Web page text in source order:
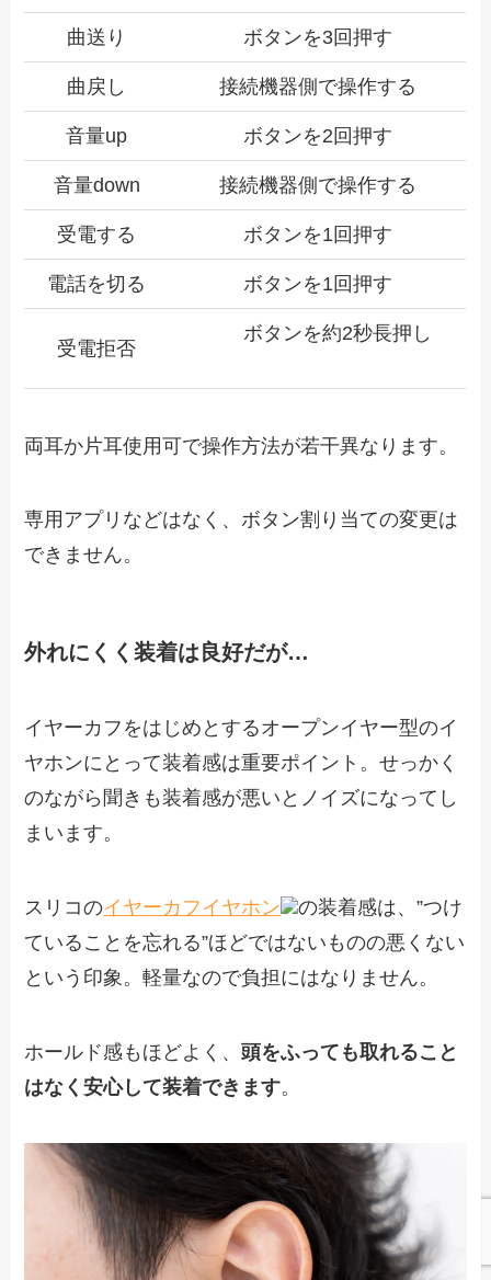
曲送り ボタンを3回押す
曲戻し 接続機器側で操作する
音量up ボタンを2回押す
音量down 接続機器側で操作する
受電する ボタンを1回押す
電話を切る ボタンを1回押す
受電拒否
ボタンを約2秒長押し
両耳か片耳使用可で操作方法が若干異なります。
専用アプリなどはなく、ボタン割り当ての変更は
できません。
外れにくく装着は良好だが…
イヤーカフをはじめとするオープンイヤー型のイ
ヤホンにとって装着感は重要ポイント。せっかく
のながら聞きも装着感が悪いとノイズになってし
まいます。
スリコのイヤーカフイヤホン
の装着感は、”つけ
ていることを忘れる”ほどではないものの悪くない
という印象。軽量なので負担にはなりません。
ホールド感もほどよく、頭をふっても取れること
はなく安心して装着できます。